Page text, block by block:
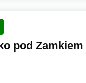
pod Zamkiem